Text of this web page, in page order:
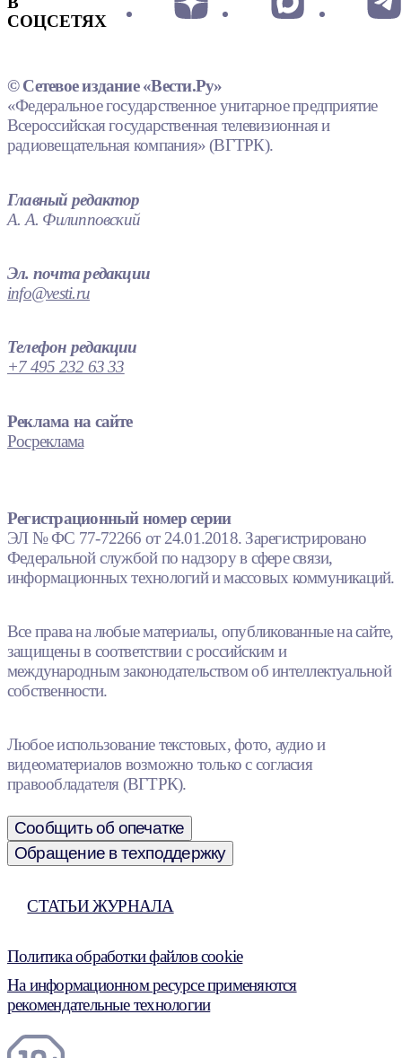
СОЦСЕТЯХ
© Сетевое издание «Вести.Ру»
«Федеральное государственное унитарное предприятие
Всероссийская государственная телевизионная и
радиовещательная компания» (ВГТРК).
Главный редактор
А. А. Филипповский
Эл. почта редакции
info@vesti.ru
Телефон редакции
+7 495 232 63 33
Реклама на сайте
Росреклама
Регистрационный номер серии
ЭЛ № ФС 77-72266 от 24.01.2018. Зарегистрировано
Федеральной службой по надзору в сфере связи,
информационных технологий и массовых коммуникаций.
Все права на любые материалы, опубликованные на сайте,
защищены в соответствии с российским и
международным законодательством об интеллектуальной
собственности.
Любое использование текстовых, фото, аудио и
видеоматериалов возможно только с согласия
правообладателя (ВГТРК).
Сообщить об опечатке
Обращение в техподдержку
СТАТЬИ ЖУРНАЛА
Политика обработки файлов cookie
На информационном ресурсе применяются
рекомендательные технологии